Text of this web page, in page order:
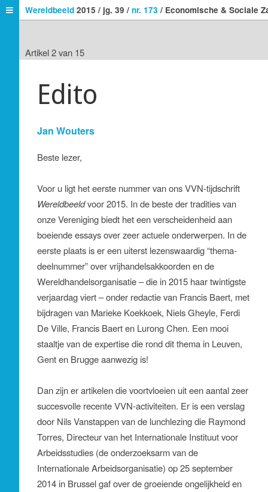
Wereldbeeld 2015 / jg. 39 / nr. 173 / Economische & Sociale
Artikel 2 van 15
Edito
Jan Wouters
Beste lezer,
Voor u ligt het eerste nummer van ons VVN-tijdschrift
Wereldbeeldvoor 2015. In de beste der tradities van
onze Vereniging biedt het een verscheidenheid aan
boeiende essays over zeer actuele onderwerpen. In de
eerste plaats is er een uiterst lezenswaardig “thema-
deelnummer” over vrijhandelsakkoorden en de
Wereldhandelsorganisatie – die in 2015 haar twintigste
verjaardag viert – onder redactie van Francis Baert, met
bijdragen van Marieke Koekkoek, Niels Gheyle, Ferdi
De Ville, Francis Baert en Lurong Chen. Een mooi
staaltje van de expertise die rond dit thema in Leuven,
Gent en Brugge aanwezig is!
Dan zijn er artikelen die voortvloeien uit een aantal zeer
succesvolle recente VVN-activiteiten. Er is een verslag
door Nils Vanstappen van de lunchlezing die Raymond
Torres, Directeur van het Internationale Instituut voor
Arbeidsstudies (de onderzoeksarm van de
Internationale Arbeidsorganisatie) op 25 september
2014 in Brussel gaf over de groeiende ongelijkheid en